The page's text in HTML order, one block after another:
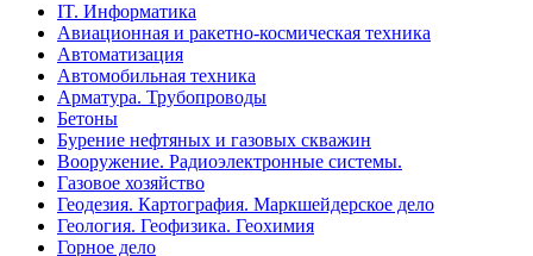
IT. Информатика
Авиационная и ракетно-космическая техника
Автоматизация
Автомобильная техника
Арматура. Трубопроводы
Бетоны
Бурение нефтяных и газовых скважин
Вооружение. Радиоэлектронные системы.
Газовое хозяйство
Геодезия. Картография. Маркшейдерское дело
Геология. Геофизика. Геохимия
Горное дело